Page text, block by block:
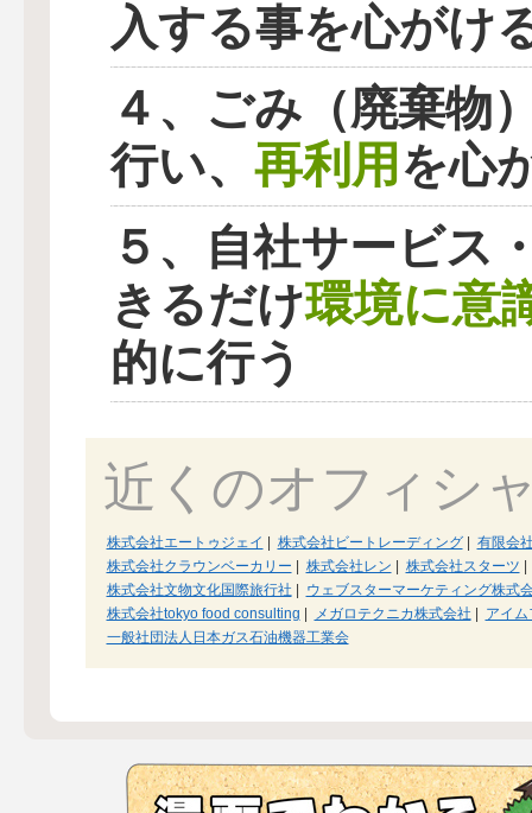
入する事を心がけ
４、ごみ（廃棄物
行い、 再利用を心
５、自社サービス
きるだけ環境に意
的に行う
近くのオフィシ
株式会社エートゥジェイ 株式会社ビートレーディング|
有限会
株式会社クラウンベーカリー
株式会社レン 株式会社スターツ
株式会社文物文化国際旅行社
ウェブスターマーケティング株式
株式会社tokyo food consulting
メガロテクニカ株式会社
アイ
一般社団法人日本ガス石油機器工業会